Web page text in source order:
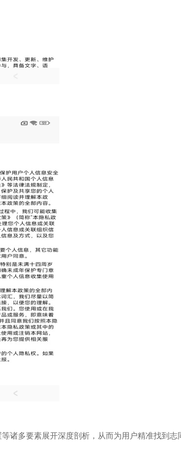
诸多要素展开深度剖析，从而为用户精准找到志